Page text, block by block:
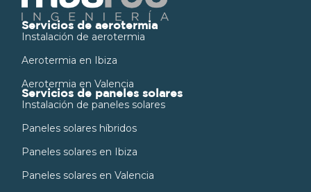
Servicios de aerotermia
Instalación de aerotermia
Aerotermia en Ibiza
Aerotermia en Valencia
Servicios de paneles solares
Instalación de paneles solares
Paneles solares híbridos
Paneles solares en Ibiza
Paneles solares en Valencia